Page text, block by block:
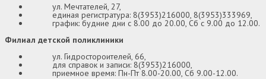
ул. Мечтателей, 27,
единая регистратура: 8(3953)216000, 8(3953)333969,
график: будние дни с 8.00 до 20.00, Сб с 9.00 до 12.00.
Филиал детской поликлиники
ул. Гидростороителей, 66,
для справок и записи: 8(3953)216000,
приемное время: Пн-Пт 8.00-20.00, Сб 9.00-12.00.